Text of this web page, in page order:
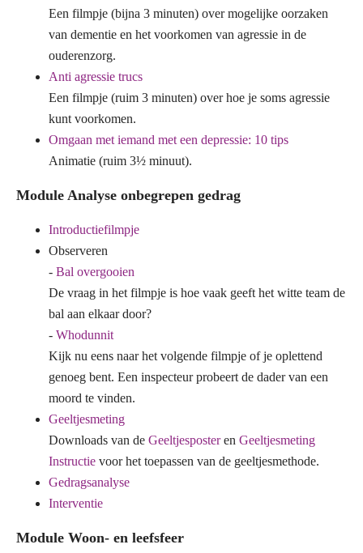
Een filmpje (bijna 3 minuten) over mogelijke oorzaken
van dementie en het voorkomen van agressie in de
ouderenzorg.
Anti agressie trucs
Een filmpje (ruim 3 minuten) over hoe je soms agressie
kunt voorkomen.
Omgaan met iemand met een depressie: 10 tips
Animatie (ruim 3½ minuut).
Module Analyse onbegrepen gedrag
Introductiefilmpje
Observeren
- Bal overgooien
De vraag in het filmpje is hoe vaak geeft het witte team de
bal aan elkaar door?
- Whodunnit
Kijk nu eens naar het volgende filmpje of je oplettend
genoeg bent. Een inspecteur probeert de dader van een
moord te vinden.
Geeltjesmeting
Downloads van de Geeltjesposteren Geeltjesmeting
Instructie voor het toepassen van de geeltjesmethode.
Gedragsanalyse
Interventie
Module Woon- en leefsfeer